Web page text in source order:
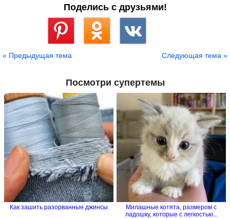
Поделись с друзьями!
« Предыдущая тема Следующая тема »
Посмотри супертемы
Как зашить разорванные джинсы
Милашные котята, размером с
ладошку, которые с легкостью...